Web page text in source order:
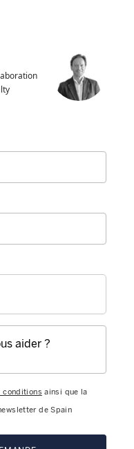
conditions ainsi que la
de Spain